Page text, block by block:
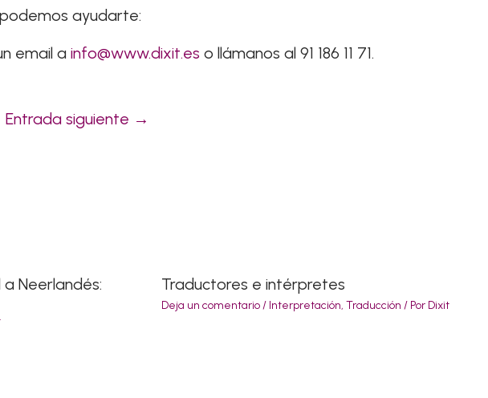
ayudarte:
email a info@www.dixit.es o llámanos al91 186 11 71.
Entrada siguiente →
Neerlandés:
Traductores e intérpretes
Deja un comentario/ Interpretación, Traducción / Por Dixit